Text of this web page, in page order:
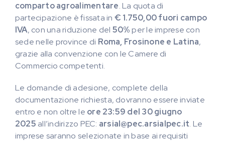
comparto agroalimentare. La quota di
partecipazione è fissata in € 1.750,00 fuori campo
IVA, con una riduzione del 50%per le imprese con
sede nelle province di Roma, Frosinone e Latina,
grazie alla convenzione con le Camere di
Commercio competenti.
Le domande di adesione, complete della
documentazione richiesta, dovranno essere inviate
entro e non oltre le ore 23:59 del 30 giugno
2025 all’indirizzo PEC: arsial@pec.arsialpec.it. Le
imprese saranno selezionate in base ai requisiti